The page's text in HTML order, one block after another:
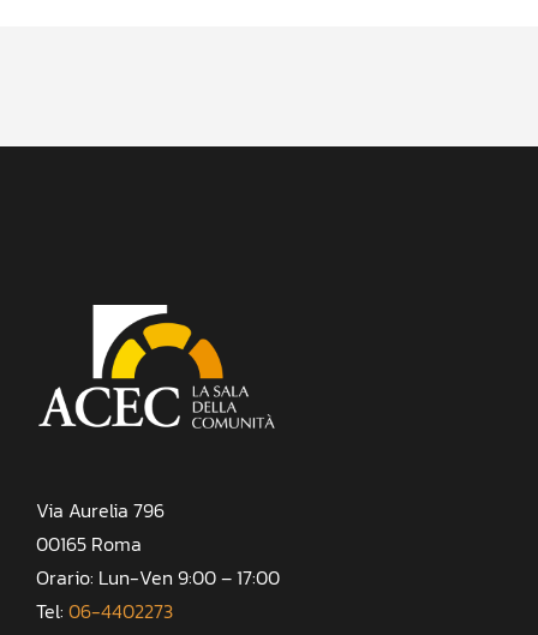
Via Aurelia 796
00165 Roma
Orario: Lun-Ven 9:00 – 17:00
Tel: 06-4402273